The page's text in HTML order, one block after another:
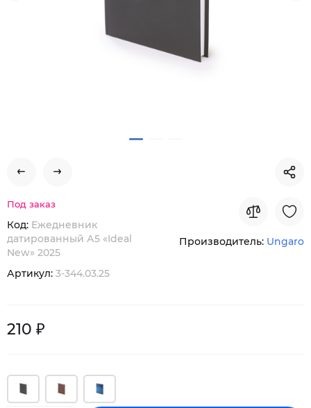
Под заказ
Код: Ежедневник
датированный А5 «Ideal
New» 2025
Артикул: 3-344.03.25
Производитель: Ungaro
210 ₽